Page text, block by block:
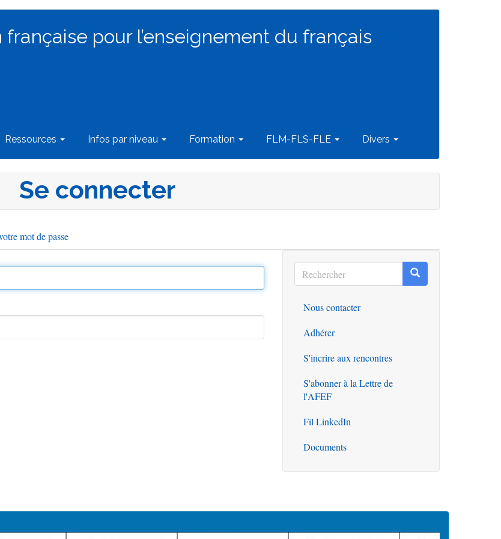
française pour l’enseignement du français
Ressources Infos par niveau Formation FLM-FLS-FLE Divers
Se connecter
mot de passe
Rechercher
Rechercher Rechercher
Outils
Nous contacter
Adhérer
S'incrire aux rencontres
S'abonner à la Lettre de
l'AFEF
Fil LinkedIn
Documents